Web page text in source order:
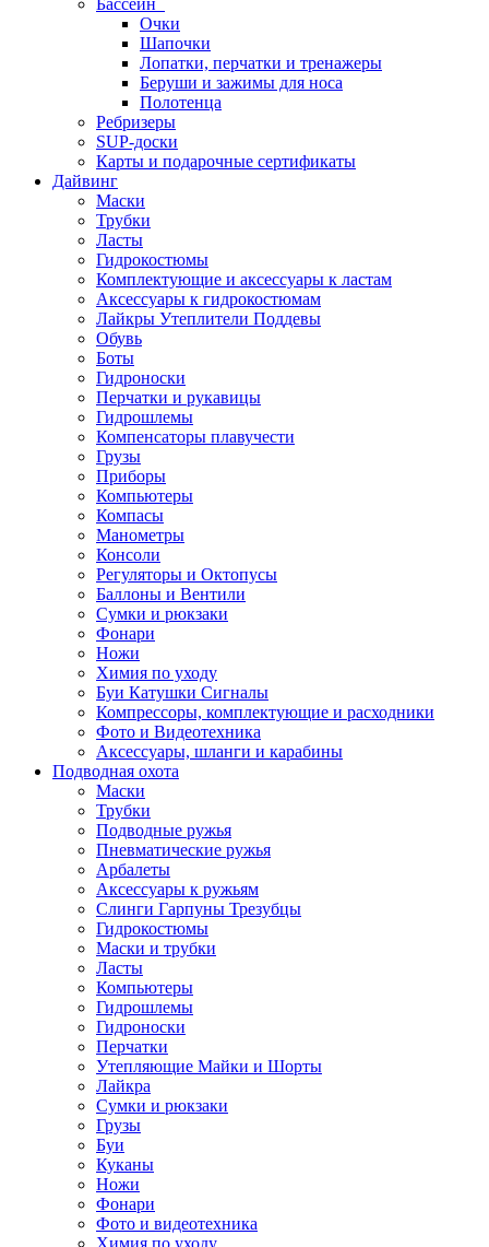
Бассейн
Очки
Шапочки
Лопатки, перчатки и тренажеры
Беруши и зажимы для носа
Полотенца
Ребризеры
SUP-доски
Карты и подарочные сертификаты
Дайвинг
Маски
Трубки
Ласты
Гидрокостюмы
Комплектующие и аксессуары к ластам
Аксессуары к гидрокостюмам
Лайкры Утеплители Поддевы
Обувь
Боты
Гидроноски
Перчатки и рукавицы
Гидрошлемы
Компенсаторы плавучести
Грузы
Приборы
Компьютеры
Компасы
Манометры
Консоли
Регуляторы и Октопусы
Баллоны и Вентили
Сумки и рюкзаки
Фонари
Ножи
Химия по уходу
Буи Катушки Сигналы
Компрессоры, комплектующие и расходники
Фото и Видеотехника
Аксессуары, шланги и карабины
Подводная охота
Маски
Трубки
Подводные ружья
Пневматические ружья
Арбалеты
Аксессуары к ружьям
Слинги Гарпуны Трезубцы
Гидрокостюмы
Маски и трубки
Ласты
Компьютеры
Гидрошлемы
Гидроноски
Перчатки
Утепляющие Майки и Шорты
Лайкра
Сумки и рюкзаки
Грузы
Буи
Куканы
Ножи
Фонари
Фото и видеотехника
Химия по уходу